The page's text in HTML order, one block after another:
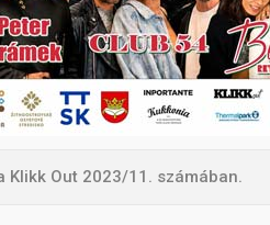
Klikk Out 2023/11. számában.